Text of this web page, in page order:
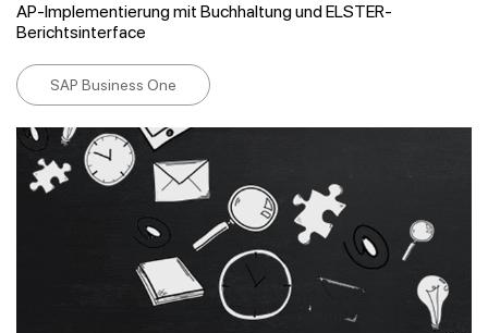
AP-Implementierung mit Buchhaltung und ELSTER-
Berichtsinterface
SAP Business One